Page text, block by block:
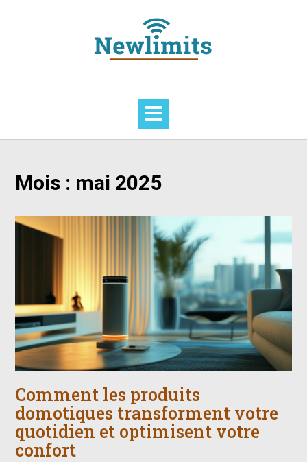
Mois : mai 2025
Comment les produits
domotiques transforment votre
quotidien et optimisent votre
confort